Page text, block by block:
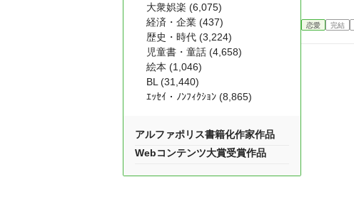
恋愛 完結
大衆娯楽 (6,075)
経済・企業 (437)
歴史・時代 (3,224)
児童書・童話 (4,658)
絵本 (1,046)
BL (31,440)
ｴｯｾｲ・ﾉﾝﾌｨｸｼｮﾝ (8,865)
アルファポリス書籍化作家作品
Webコンテンツ大賞受賞作品